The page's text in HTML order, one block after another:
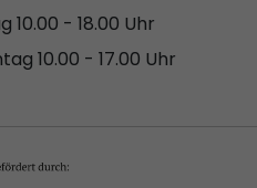
10.00 - 18.00 Uhr
10.00 - 17.00 Uhr